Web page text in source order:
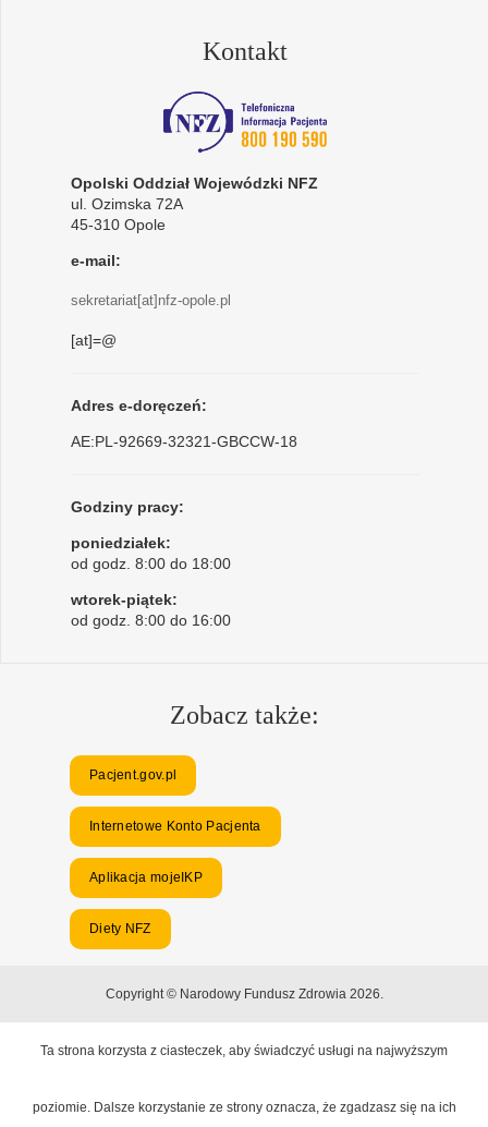
Kontakt
Opolski Oddział Wojewódzki NFZ
ul. Ozimska 72A
45-310 Opole
e-mail:
sekretariat[at]nfz-opole.pl
[at]=@
Adres e-doręczeń:
AE:PL-92669-32321-GBCCW-18
Godziny pracy:
poniedziałek:
od godz. 8:00 do 18:00
wtorek-piątek:
od godz. 8:00 do 16:00
Zobacz także:
Pacjent.gov.pl
Internetowe Konto Pacjenta
Aplikacja mojeIKP
Diety NFZ
Copyright © Narodowy Fundusz Zdrowia 2026.
Ta strona korzysta z ciasteczek, aby świadczyć usługi na najwyższym
poziomie. Dalsze korzystanie ze strony oznacza, że zgadzasz się na ich